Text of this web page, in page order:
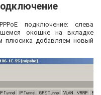
подключение: слева
окошке на вкладке
плюсика добавляем новый